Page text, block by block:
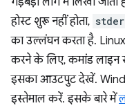
होस्ट शुरू नहीं होता,
का उल्लंघन करता है.
करने के लिए, कमांड लाइन
इसका आउटपुट देखें.
इस्तेमाल करें. इसके बारे में